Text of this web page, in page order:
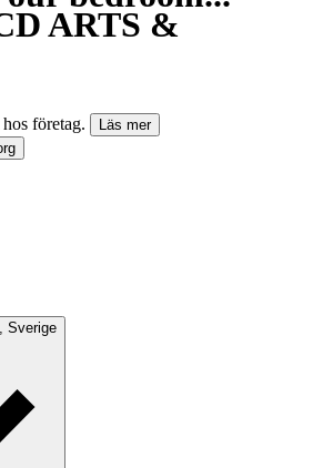
ARTS &
företag.
Läs mer
Sverige